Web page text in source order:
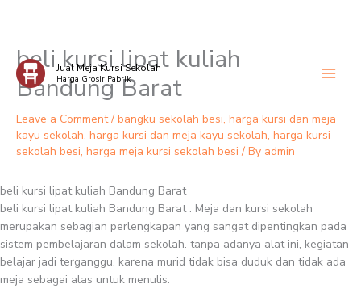
Skip
content
Jual Meja Kursi Sekolah
Harga Grosir Pabrik
beli kursi lipat kuliah
Bandung Barat
Leave a Comment / bangku sekolah besi, harga kursi dan meja
kayu sekolah, harga kursi dan meja kayu sekolah, harga kursi
sekolah besi, harga meja kursi sekolah besi / By admin
beli kursi lipat kuliah Bandung Barat
beli kursi lipat kuliah Bandung Barat : Meja dan kursi sekolah
merupakan sebagian perlengkapan yang sangat dipentingkan pada
sistem pembelajaran dalam sekolah. tanpa adanya alat ini, kegiatan
belajar jadi terganggu. karena murid tidak bisa duduk dan tidak ada
meja sebagai alas untuk menulis.